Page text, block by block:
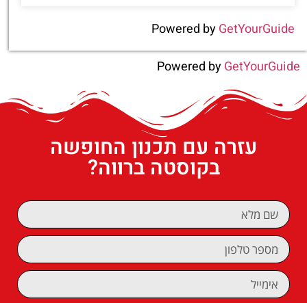
Powered byGetYourGuide
Powered byGetYourGuide
עזרה עם תכנון החופשה
בקוסטה ברווה?